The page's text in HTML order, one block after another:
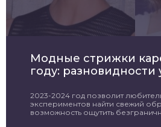
Модные стрижки
году: разновидности
2023-2024 год позволит
экспериментов найти свежий
возможность ощутить